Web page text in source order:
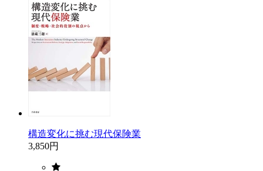
構造変化に挑む現代保険業
3,850円